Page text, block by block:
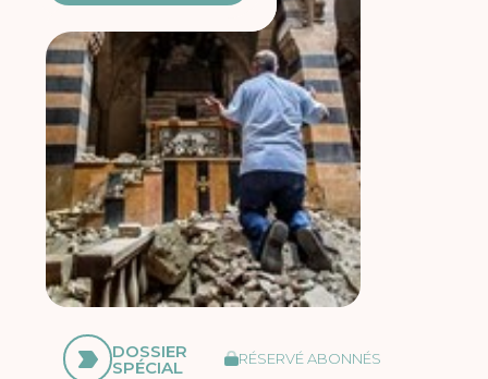
DOSSIER
SPÉCIAL RÉSERVÉ ABONNÉS